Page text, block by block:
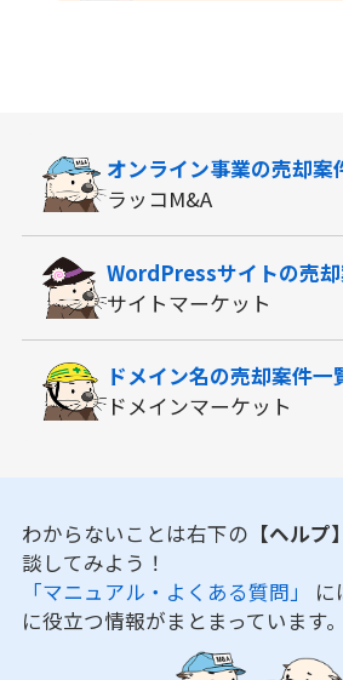
オンライン事業の売却案
ラッコM&A
WordPressサイトの売
サイトマーケット
ドメイン名の売却案件一
ドメインマーケット
わからないことは右下の 【ヘルプ】
談してみよう！
「マニュアル・よくある質問」 に
に役立つ情報がまとまっています。